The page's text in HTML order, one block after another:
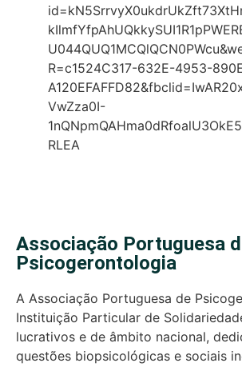
R=c1524C317-632E-4953-
VwZza0I-
RLEA
Associação Portuguesa
Psicogerontologia
A Associação Portuguesa de
Instituição Particular de
lucrativos e de âmbito nacional,
questões biopsicológicas e sociais